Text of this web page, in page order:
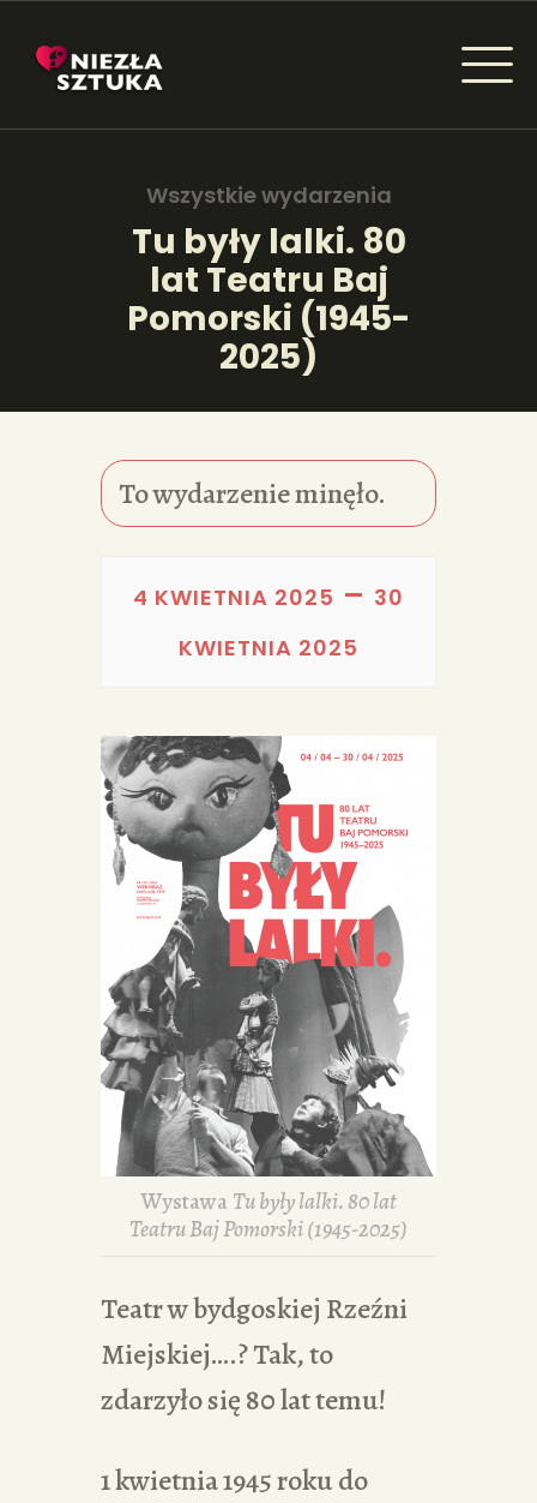
Wszystkie wydarzenia
Tu były lalki. 80
lat Teatru Baj
Pomorski (1945-
2025)
NIEZŁA SZTUKA - NEWSY
AKTUALNOŚCI
WYDARZENIA
KSIĄŻKI
REDAKCJA
To wydarzenie minęło.
4 KWIETNIA 2025 – 30
KWIETNIA 2025
Wystawa Tu były lalki. 80 lat
Teatru Baj Pomorski (1945-2025)
Teatr w bydgoskiej Rzeźni
Miejskiej….? Tak, to
zdarzyło się 80 lat temu!
1 kwietnia 1945 roku do